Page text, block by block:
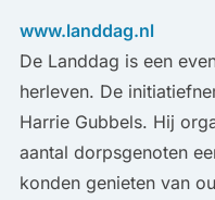
www.landdag.nl
De Landdag is een
herleven. De
Harrie Gubbels. Hij
aantal dorpsgenoten
konden genieten van